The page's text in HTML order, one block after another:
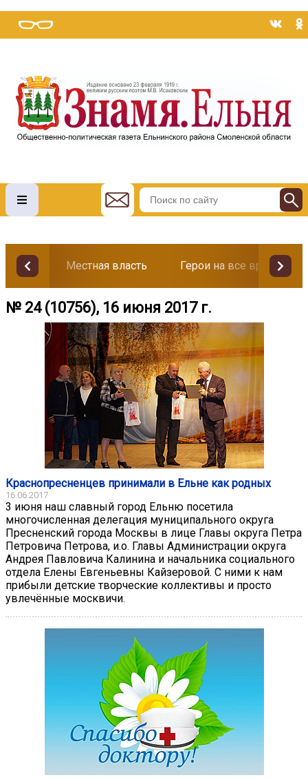
Местная власть Герои на все времена
№ 24 (10756), 16 июня 2017 г.
Краснопресненцев принимали в Ельне как родных
16.06.2017
3 июня наш славный город Ельню посетила
многочисленная делегация муниципального округа
Пресненский города Москвы в лице Главы округа Петра
Петровича Петрова, и.о. Главы Администрации округа
Андрея Павловича Калинина и начальника социального
отдела Елены Евгеньевны Кайзеровой. С ними к нам
прибыли детские творческие коллективы и просто
увлечённые москвичи.